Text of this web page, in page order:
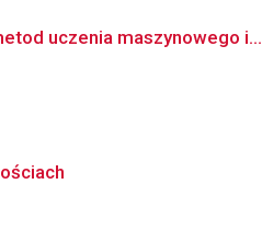
uczenia maszynowego i...